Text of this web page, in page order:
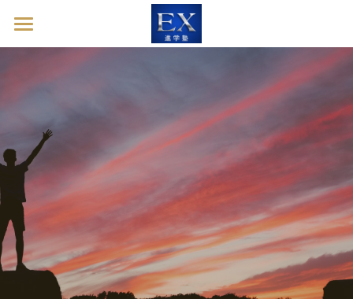
ホーム
進学塾EXとは
塾長ブログ
お問い合わせ
英語診断ドックを予約する